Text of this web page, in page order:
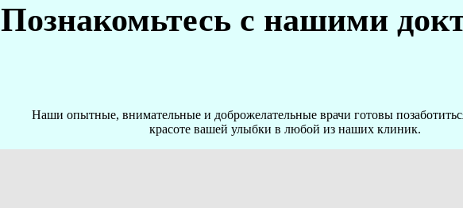
Познакомьтесь с нашими
Наши опытные, внимательные и доброжелательные врачи готовы
красоте вашей улыбки в любой из наших клиник.